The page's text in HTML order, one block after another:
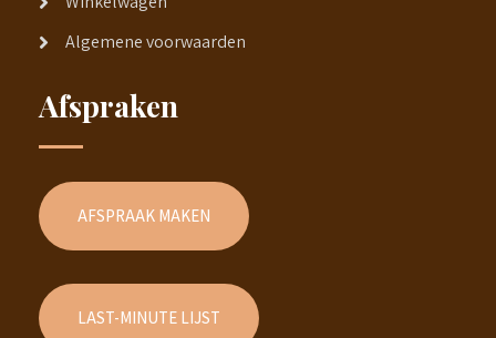
Algemene voorwaarden
Afspraken
AFSPRAAK MAKEN
LAST-MINUTE LIJST